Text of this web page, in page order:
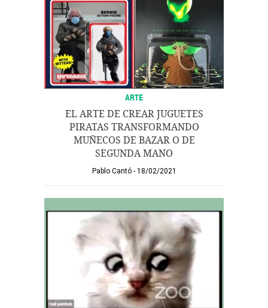
ARTE
EL ARTE DE CREAR JUGUETES
PIRATAS TRANSFORMANDO
MUÑECOS DE BAZAR O DE
SEGUNDA MANO
Pablo Cantó 18/02/2021